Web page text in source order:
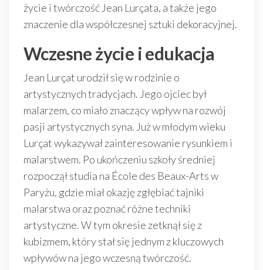
życie i twórczość Jean Lurçata, a także jego
znaczenie dla współczesnej sztuki dekoracyjnej.
Wczesne życie i edukacja
Jean Lurçat urodził się w rodzinie o
artystycznych tradycjach. Jego ojciec był
malarzem, co miało znaczący wpływ na rozwój
pasji artystycznych syna. Już w młodym wieku
Lurçat wykazywał zainteresowanie rysunkiem i
malarstwem. Po ukończeniu szkoły średniej
rozpoczął studia na École des Beaux-Arts w
Paryżu, gdzie miał okazję zgłębiać tajniki
malarstwa oraz poznać różne techniki
artystyczne. W tym okresie zetknął się z
kubizmem, który stał się jednym z kluczowych
wpływów na jego wczesną twórczość.